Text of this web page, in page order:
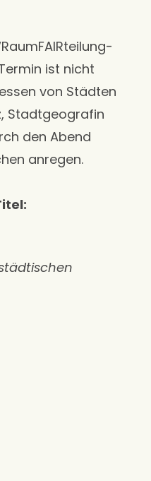
ist nicht
von Städten
Stadtgeografin
den Abend
anregen.